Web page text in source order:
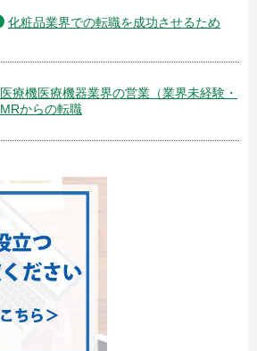
化粧品業界での転職を成功させるため
医療機医療機器業界の営業（業界未経験・
MRからの転職